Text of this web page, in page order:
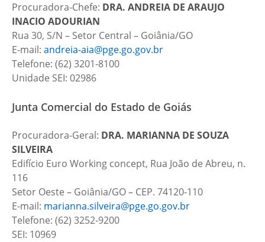
Procuradora-Chefe: DRA. ANDREIA DE ARAUJO
INACIO ADOURIAN
Rua 30, S/N – Setor Central – Goiânia/GO
E-mail: andreia-aia@pge.go.gov.br
Telefone: (62) 3201-8100
Unidade SEI: 02986
Junta Comercial do Estado de Goiás
Procuradora-Geral: DRA. MARIANNA DE SOUZA
SILVEIRA
Edifício Euro Working concept, Rua João de Abreu, n.
116
Setor Oeste – Goiânia/GO – CEP. 74120-110
E-mail: marianna.silveira@pge.go.gov.br
Telefone: (62) 3252-9200
SEI: 10969